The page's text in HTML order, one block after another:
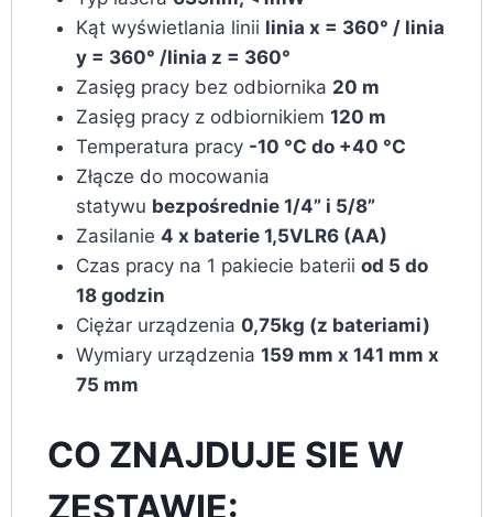
Kąt wyświetlania linii linia x = 360° / linia
y = 360° /linia z = 360°
Zasięg pracy bez odbiornika 20 m
Zasięg pracy z odbiornikiem 120 m
Temperatura pracy -10 °C do +40 °C
Złącze do mocowania
statywu bezpośrednie 1/4” i 5/8”
Zasilanie 4 x baterie 1,5VLR6 (AA)
Czas pracy na 1 pakiecie baterii od 5 do
18 godzin
Ciężar urządzenia 0,75kg (z bateriami)
Wymiary urządzenia 159 mm x 141 mm x
75 mm
CO ZNAJDUJE SIE W
ZESTAWIE: